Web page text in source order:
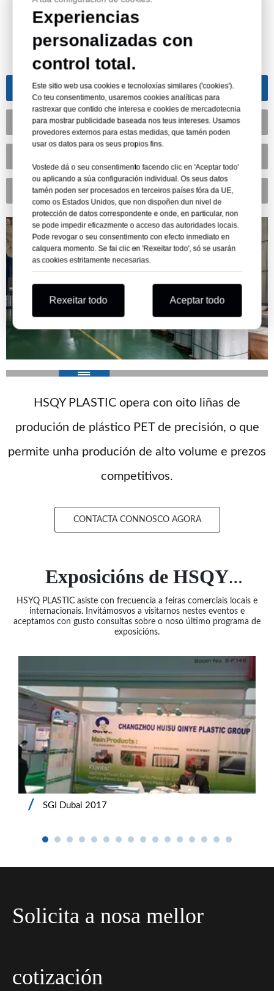
Fábricas de plástico HSQY
Fábrica de láminas de plástico PET
Fábrica de láminas de plástico de PVC
Fábrica de bandexas CPET
HSQY PLASTIC opera con oito liñas de
produción de plástico PET de precisión, o que
permite unha produción de alto volume e prezos
competitivos.
CONTACTA CONNOSCO AGORA
Exposicións de HSQY
PLASTIC
HSYQ PLASTIC asiste con frecuencia a feiras comerciais locais e
internacionais. Invitámosvos a visitarnos nestes eventos e
aceptamos con gusto consultas sobre o noso último programa de
exposicións.
SGI Dubai 2017
Solicita a nosa mellor
cotización
Experiencias
personalizadas con
control total.
Este sitio web usa cookies e tecnoloxías similares ('cookies').
Co teu consentimento, usaremos cookies analíticas para
rastrexar que contido che interesa e cookies de mercadotecnia
para mostrar publicidade baseada nos teus intereses. Usamos
provedores externos para estas medidas, que tamén poden
usar os datos para os seus propios fins.
Vostede dá o seu consentimento facendo clic en 'Aceptar todo'
ou aplicando a súa configuración individual. Os seus datos
tamén poden ser procesados ​​en terceiros países fóra da UE,
como os Estados Unidos, que non dispoñen dun nivel de
protección de datos correspondente e onde, en particular, non
se pode impedir eficazmente o acceso das autoridades locais.
Pode revogar o seu consentimento con efecto inmediato en
calquera momento. Se fai clic en 'Rexeitar todo', só se usarán
as cookies estritamente necesarias.
Rexeitar todo Aceptar todo